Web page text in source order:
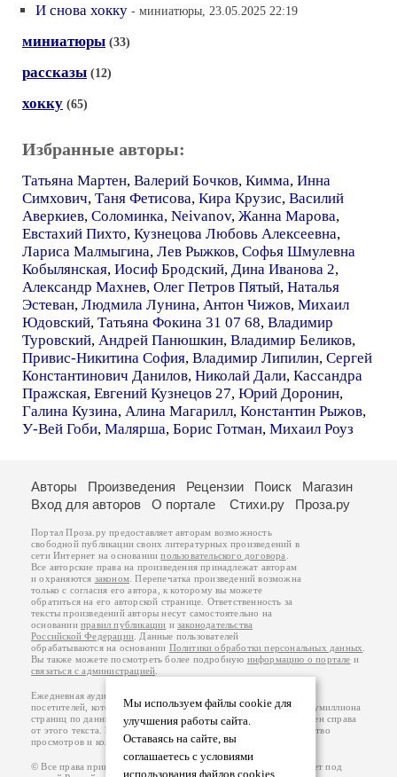
И снова хокку - миниатюры, 23.05.2025 22:19
миниатюры (33)
рассказы (12)
хокку (65)
Избранные авторы:
Татьяна Мартен, Валерий Бочков, Кимма, Инна
Симхович, Таня Фетисова, Кира Крузис, Василий
Аверкиев, Соломинка, Neivanov, Жанна Марова,
Евстахий Пихто, Кузнецова Любовь Алексеевна,
Лариса Малмыгина, Лев Рыжков, Софья Шмулевна
Кобылянская, Иосиф Бродский, Дина Иванова 2,
Александр Махнев, Олег Петров Пятый, Наталья
Эстеван, Людмила Лунина, Антон Чижов, Михаил
Юдовский, Татьяна Фокина 31 07 68, Владимир
Туровский, Андрей Панюшкин, Владимир Беликов,
Привис-Никитина София, Владимир Липилин, Сергей
Константинович Данилов, Николай Дали, Кассандра
Пражская, Евгений Кузнецов 27, Юрий Доронин,
Галина Кузина, Алина Магарилл, Константин Рыжов,
У-Вей Гоби, Малярша, Борис Готман, Михаил Роуз
Мы используем файлы cookie для
улучшения работы сайта.
Оставаясь на сайте, вы
соглашаетесь с условиями
использования файлов cookies.
Авторы Произведения Рецензии Поиск
Магазин
Вход для авторов
О портале Стихи.ру Проза.ру
Портал Проза.ру предоставляет авторам возможность
свободной публикации своих литературных произведений в
сети Интернет на основаниипользовательского договора
Все авторские права на произведения принадлежат авторам
и охраняются законом . Перепечатка произведений возможна
только с согласия его автора, к которому вы можете
обратиться на его авторской странице. Ответственность за
тексты произведений авторы несут самостоятельно на
основанииправил публикации изаконодательства
Российской Федерации . Данные пользователей
обрабатываются на основании Политики обработки персональных данных
Вы также можете посмотреть более подробную информацию о портале и
связаться с администрацией
Ежедневная аудитория портала Проза.ру – порядка 100 тысяч
посетителей, которые в общей сумме просматривают более полумиллиона
страниц по данным счетчика посещаемости, который расположен справа
от этого текста. В каждой графе указано по две цифры: количество
просмотров и количество посетителей.
© Все права принадлежат авторам, 2000-2026. Портал работает под